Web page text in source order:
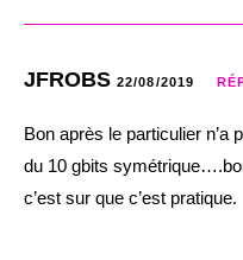
JFROBS 22/08/2019
Bon après le particulier n’a
du 10 gbits
c’est sur que c’est pratique.